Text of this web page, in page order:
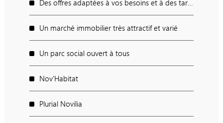
Des offres adaptées à vos besoins et à des tarifs négociés.
Un marché immobilier très attractif et varié
Un parc social ouvert à tous
Nov'Habitat
Plurial Novilia